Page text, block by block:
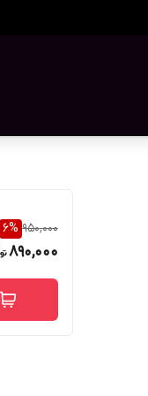
950,000
6%
890,000